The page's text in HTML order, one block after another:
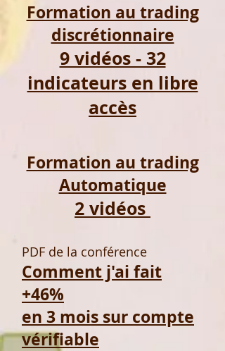
Formation au trading
discrétionnaire
9 vidéos - 32
indicateurs en libre
accès
Formation au trading
Automatique
2 vidéos
PDF de la conférence
Comment j'ai fait
+46%
en 3 mois sur compte
vérifiable